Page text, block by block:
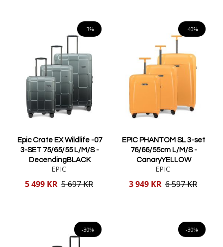
-3%
Epic Crate EX Wildlife -07
3-SET 75/65/55 L/M/S -
DecendingBLACK
EPIC
Reducerat
5 499 KR 5 697 KR
-40%
EPIC PHANTOM SL 3-set
76/66/55cm L/M/S -
CanaryYELLOW
EPIC
Reducerat
3 949 KR 6 597 KR
-30% -30%